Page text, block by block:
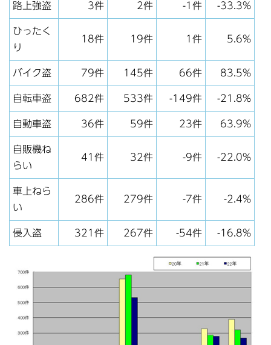
路上強盗 3件 2件 -1件 -33.3%
ひったく
り
18件 19件 1件 5.6%
バイク盗 79件 145件 66件 83.5%
自転車盗 682件 533件 -149件 -21.8%
自動車盗 36件 59件 23件 63.9%
自販機ね
らい
41件 32件 -9件 -22.0%
車上ねら
い
286件 279件 -7件 -2.4%
侵入盗 321件 267件 -54件 -16.8%